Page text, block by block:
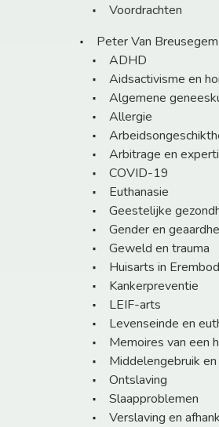
Voordrachten
Peter Van Breusegem
ADHD
Aidsactivisme en
Algemene
Allergie
Arbitrage en
COVID-19
Euthanasie
Geestelijke
Gender en
Geweld en trauma
Huisarts in
Kankerpreventie
LEIF-arts
Levenseinde en
Memoires van een
Middelengebruik
Ontslaving
Slaapproblemen
Verslaving en